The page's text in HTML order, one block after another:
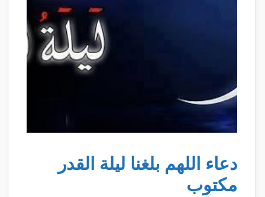
دعاء اللهم بلغنا ليلة القدر
مكتوب